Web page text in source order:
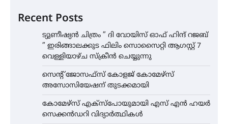
Recent Posts
ട്യുണീഷ്യൻ ചിത്രം ” ദി വോയിസ് ഓഫ് ഹിന്ദ് റജബ്
” ഇരിങ്ങാലക്കുട ഫിലിം സൊസൈറ്റി ആഗസ്റ്റ് 7
വെള്ളിയാഴ്ച സ്‌ക്രീൻ ചെയ്യുന്നു
സെന്റ് ജോസഫ്സ് കോളജ് കോമേഴ്‌സ്
അസോസിയേഷന് തുടക്കമായി
കോമേഴ്സ് എക്സ്പോയുമായി എസ് എൻ ഹയർ
സെക്കൻഡറി വിദ്യാർത്ഥികൾ